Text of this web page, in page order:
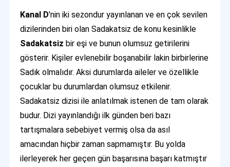
Kanal D'nin iki sezondur yayınlanan ve en çok sevilen
dizilerinden biri olan Sadakatsiz de konu kesinlikle
Sadakatsiz bir eşi ve bunun olumsuz getirilerini
gösterir. Kişiler evlenebilir boşanabilir lakin birbirlerine
Sadık olmalıdır. Aksi durumlarda aileler ve özellikle
çocuklar bu durumlardan olumsuz etkilenir.
Sadakatsiz dizisi ile anlatılmak istenen de tam olarak
budur. Dizi yayınlandığı ilk günden beri bazı
tartışmalara sebebiyet vermiş olsa da asıl
amacından hiçbir zaman sapmamıştır. Bu yolda
ilerleyerek her geçen gün başarısına başarı katmıştır